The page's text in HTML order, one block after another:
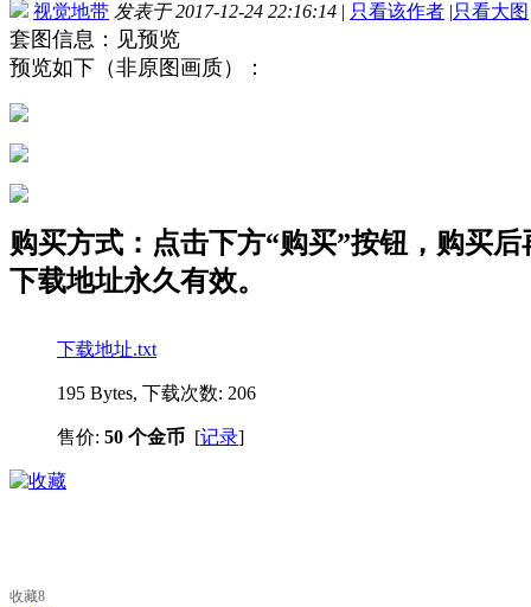
视觉地带 发表于 2017-12-24 22:16:14 | 只看该作者 |只看大图
套图信息：见预览
预览如下（非原图画质）：
购买方式：点击下方“购买”按钮，购买
下载地址永久有效。
下载地址.txt
195 Bytes, 下载次数: 206
售价: 50 个金币 [记录]
收藏8